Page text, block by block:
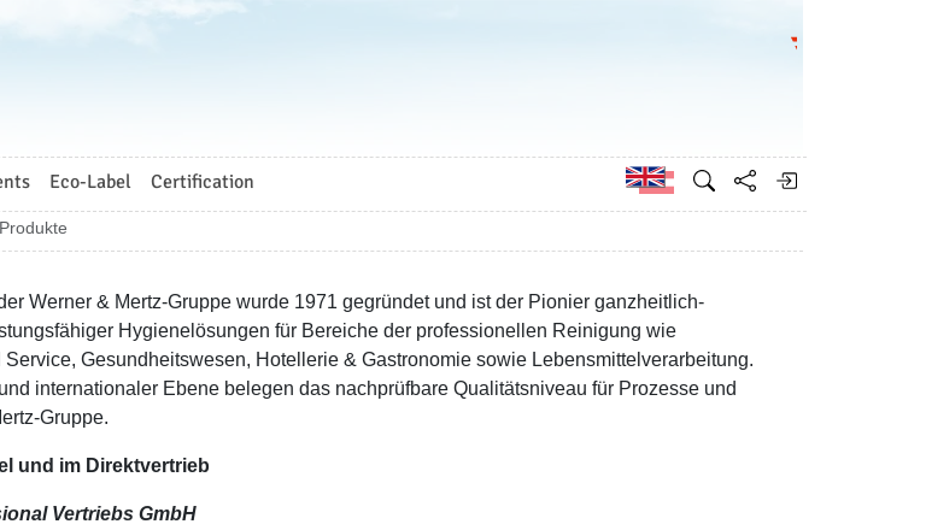
Go to the
Eco-Label Certification German
Werner & Mertz-Gruppe wurde 1971 gegründet und ist der Pionier ganzheitlich-
Hygienelösungen für Bereiche der professionellen Reinigung wie
Gesundheitswesen, Hotellerie & Gastronomie sowie Lebensmittelverarbeitung.
internationaler Ebene belegen das nachprüfbare Qualitätsniveau für Prozesse und
Gruppe.
und im Direktvertrieb
Vertriebs GmbH